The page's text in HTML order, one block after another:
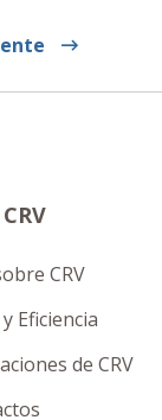
CRV
Eficiencia
de CRV